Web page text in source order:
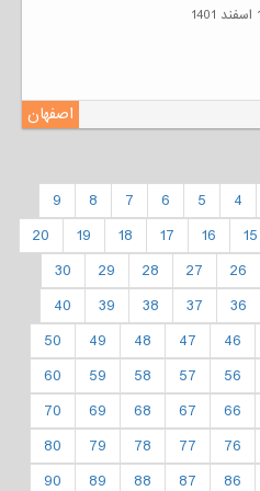
اصفهان
4
5
6
7
8
9
15
16
17
18
19
20
26
27
28
29
30
36
37
38
39
40
46
47
48
49
50
56
57
58
59
60
66
67
68
69
70
76
77
78
79
80
86
87
88
89
90